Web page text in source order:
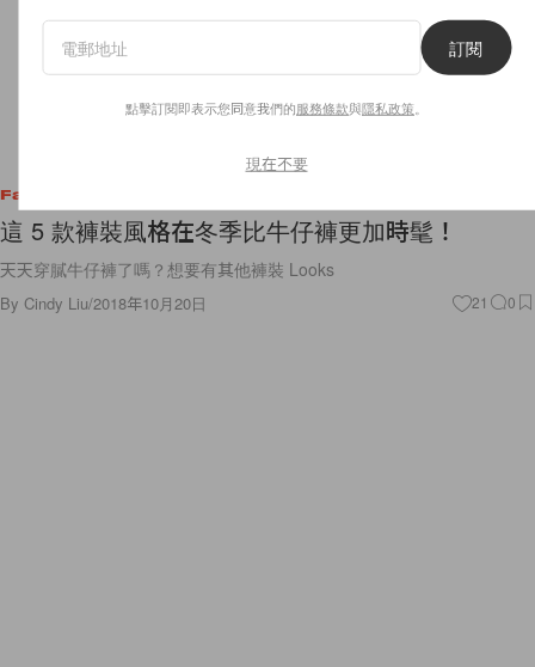
Fashion
這 5 款褲裝風格在冬季比牛仔褲更加時髦！
天天穿膩牛仔褲了嗎？想要有其他褲裝 Looks
By Cindy Liu/2018年10月20日 21 0
訂閱
點擊訂閱即表示您同意我們的服務條款與隱私政策
現在不要